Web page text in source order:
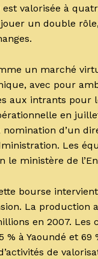
est valorisée à
un double
un marché
avec pour
aux intrants pour
en
d’un
Les
le ministère de
bourse
La production
en 2007. Les
% à Yaoundé et
de